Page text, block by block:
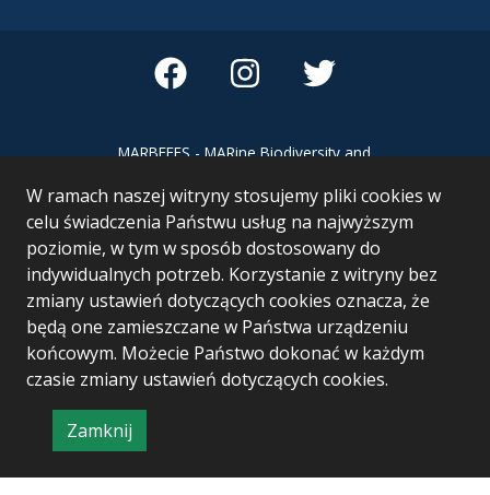
W ramach naszej witryny stosujemy pliki cookies w
celu świadczenia Państwu usług na najwyższym
poziomie, w tym w sposób dostosowany do
indywidualnych potrzeb. Korzystanie z witryny bez
zmiany ustawień dotyczących cookies oznacza, że
będą one zamieszczane w Państwa urządzeniu
końcowym. Możecie Państwo dokonać w każdym
czasie zmiany ustawień dotyczących cookies.
Zamknij
informację
o
MARBEFES - MARine Biodiversity and
Ecosystem Services MARBEFES project
has received funding from the European
Union’s Horizon Europe research and
innovation programme under Grant
Agreement no 101060937
Project & realization: